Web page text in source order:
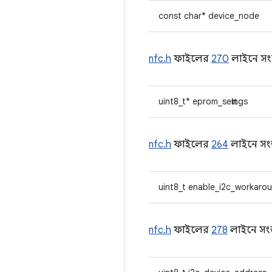
const char* device_node
nfc.h ফাইলের 270 লাইনে
uint8_t* eprom_settings
nfc.h ফাইলের 264 লাইনে
uint8_t
nfc.h ফাইলের 278 লাইনে